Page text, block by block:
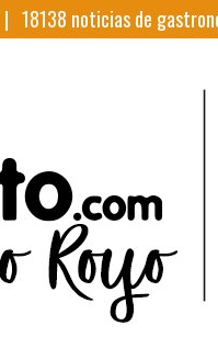
18138 noticias de